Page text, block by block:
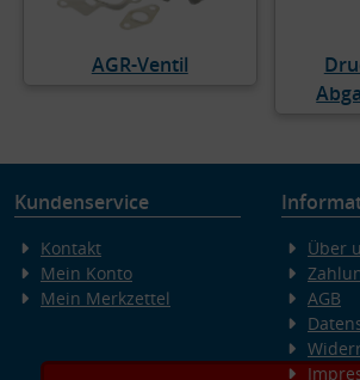
AGR-Ventil
Kundenservice
Kontakt
Mein Konto
Mein Merkzettel
Über
AGB